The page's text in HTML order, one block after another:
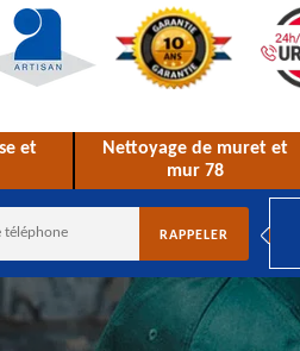
et
Nettoyage de muret et
mur 78